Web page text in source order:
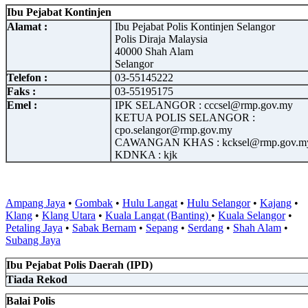
Ibu Pejabat Kontinjen
Alamat :
Ibu Pejabat Polis Kontinjen Selangor
Polis Diraja Malaysia
40000 Shah Alam
Selangor
Telefon :
03-55145222
Faks :
03-55195175
Emel :
IPK SELANGOR : cccsel@rmp.gov.my
KETUA POLIS SELANGOR :
cpo.selangor@rmp.gov.my
CAWANGAN KHAS :
KDNKA : kjk
Ampang Jaya • Gombak • Hulu Langat • Hulu Selangor• Kajang •
Klang • Klang Utara • Kuala Langat (Banting) • Kuala Selangor•
Petaling Jaya • Sabak Bernam • Sepang • Serdang • Shah Alam •
Subang Jaya
Ibu Pejabat Polis Daerah (IPD)
Tiada Rekod
Balai Polis